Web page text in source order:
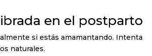
en el postparto
si estás amamantando. Intenta
naturales.